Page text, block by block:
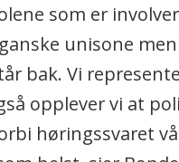
som er
unisone
bak. Vi
opplever vi at
høringssvaret